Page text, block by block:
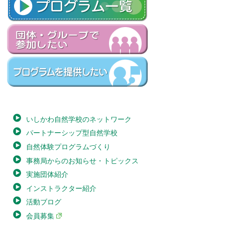
いしかわ自然学校のネットワーク
パートナーシップ型自然学校
自然体験プログラムづくり
事務局からのお知らせ・トピックス
実施団体紹介
インストラクター紹介
活動ブログ
会員募集